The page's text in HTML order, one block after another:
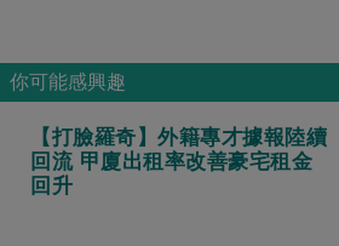
你可能感興趣
【打臉羅奇】外籍專才據報陸續
回流 甲廈出租率改善豪宅租金
回升